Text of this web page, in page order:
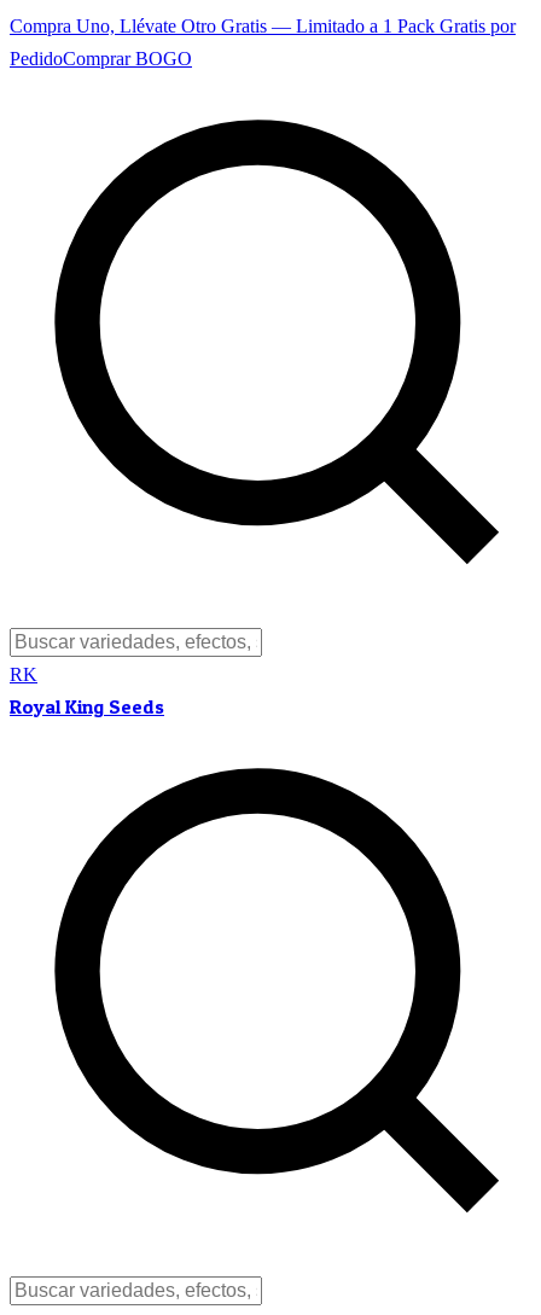
Compra Uno, Llévate Otro Gratis — Limitado a 1 Pack Gratis por
PedidoComprar BOGO
RK
Royal King Seeds